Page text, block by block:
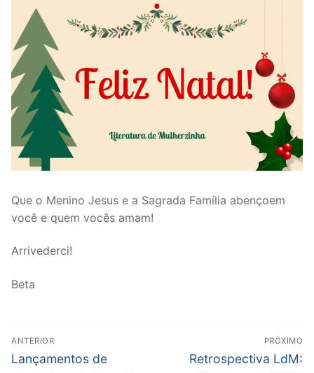
Que o Menino Jesus e a Sagrada Família abençoem
você e quem vocês amam!
Arrivederci!
Beta
Navegação
de
ANTERIOR
Post
Lançamentos de
PRÓXIMO
Próximo
Retrospectiva LdM: